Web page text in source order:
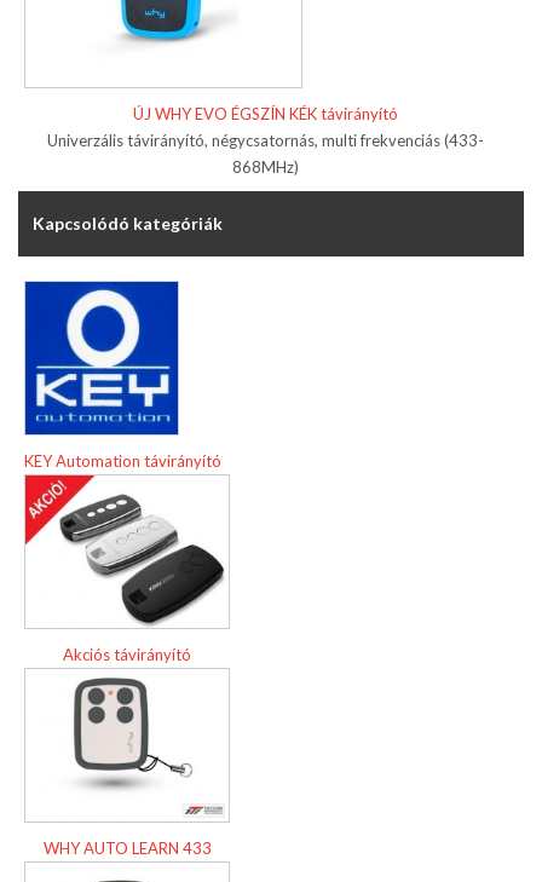
ÚJ WHY EVO ÉGSZÍN KÉK távirányító
Univerzális távirányító, négycsatornás, multi frekvenciás (433-
868MHz)
Kapcsolódó kategóriák
KEY Automation távirányító
Akciós távirányító
WHY AUTO LEARN 433